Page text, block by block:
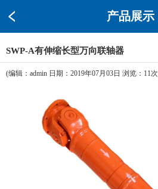
产品展示
SWP-A有伸缩长型万向联轴器
(编辑：admin 日期：2019年07月03日 浏览： 11次